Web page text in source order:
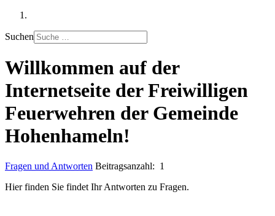
Suchen
Willkommen auf der
Internetseite der Freiwilligen
Feuerwehren der Gemeinde
Hohenhameln!
Fragen und Antworten Beitragsanzahl: 1
Hier finden Sie findet Ihr Antworten zu Fragen.